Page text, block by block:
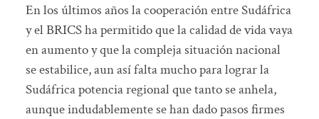
En los últimos años la cooperación entre Sudáfrica
y el BRICS ha permitido que la calidad de vida vaya
en aumento y que la compleja situación nacional
se estabilice, aun así falta mucho para lograr la
Sudáfrica potencia regional que tanto se anhela,
aunque indudablemente se han dado pasos firmes